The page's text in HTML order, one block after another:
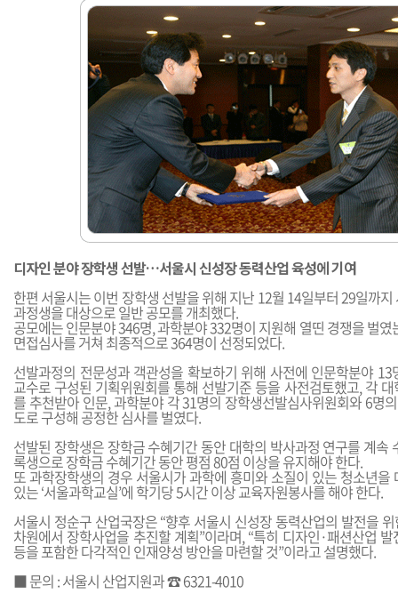
디자인 분야 장학생 선발…서울시 신성장 동력산업 육성에 기여
한편 서울시는 이번 장학생 선발을 위해 지난 12월 14일부터 29일까
과정생을 대상으로 일반 공모를 개최했다.
공모에는 인문분야 346명, 과학분야 332명이 지원해 열띤 경쟁을 벌
면접심사를 거쳐 최종적으로 364명이 선정되었다.
선발과정의 전문성과 객관성을 확보하기 위해 사전에 인문학분야
교수로 구성된 기획위원회를 통해 선발기준 등을 사전검토했고, 각
를 추천받아 인문, 과학분야 각 31명의 장학생선발심사위원회와 6명
도로 구성해 공정한 심사를 벌였다.
선발된 장학생은 장학금 수혜기간 동안 대학의 박사과정 연구를 계속
록생으로 장학금 수혜기간 동안 평점 80점 이상을 유지해야 한다.
또 과학장학생의 경우 서울시가 과학에 흥미와 소질이 있는 청소년을
있는 ‘서울과학교실’에 학기당 5시간 이상 교육자원봉사를 해야 한다.
서울시 정순구 산업국장은 “향후 서울시 신성장 동력산업의 발전을
차원에서 장학사업을 추진할 계획”이라며, “특히 디자인·패션산업
등을 포함한 다각적인 인재양성 방안을 마련할 것”이라고 설명했다.
■ 문의 : 서울시 산업지원과 ☎ 6321-4010